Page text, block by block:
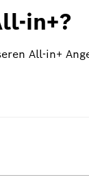
in+?
All-in+